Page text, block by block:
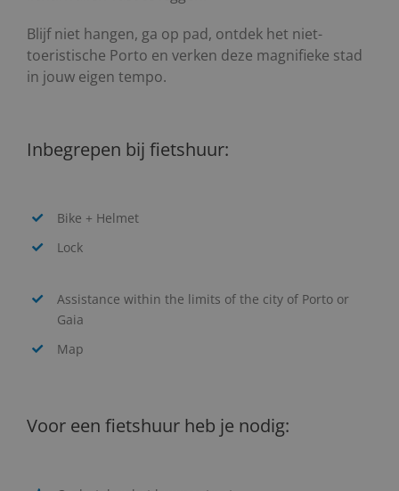
Blijf niet hangen, ga op pad, ontdek het niet-
toeristische Porto en verken deze magnifieke stad
in jouw eigen tempo.
Inbegrepen bij fietshuur:
Bike + Helmet
Lock
Assistance within the limits of the city of Porto or
Gaia
Map
Voor een fietshuur heb je nodig: